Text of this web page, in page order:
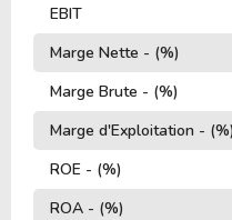
EBIT
Marge Nette - (%)
Marge Brute - (%)
Marge d'Exploitation - (%)
ROE - (%)
ROA - (%)